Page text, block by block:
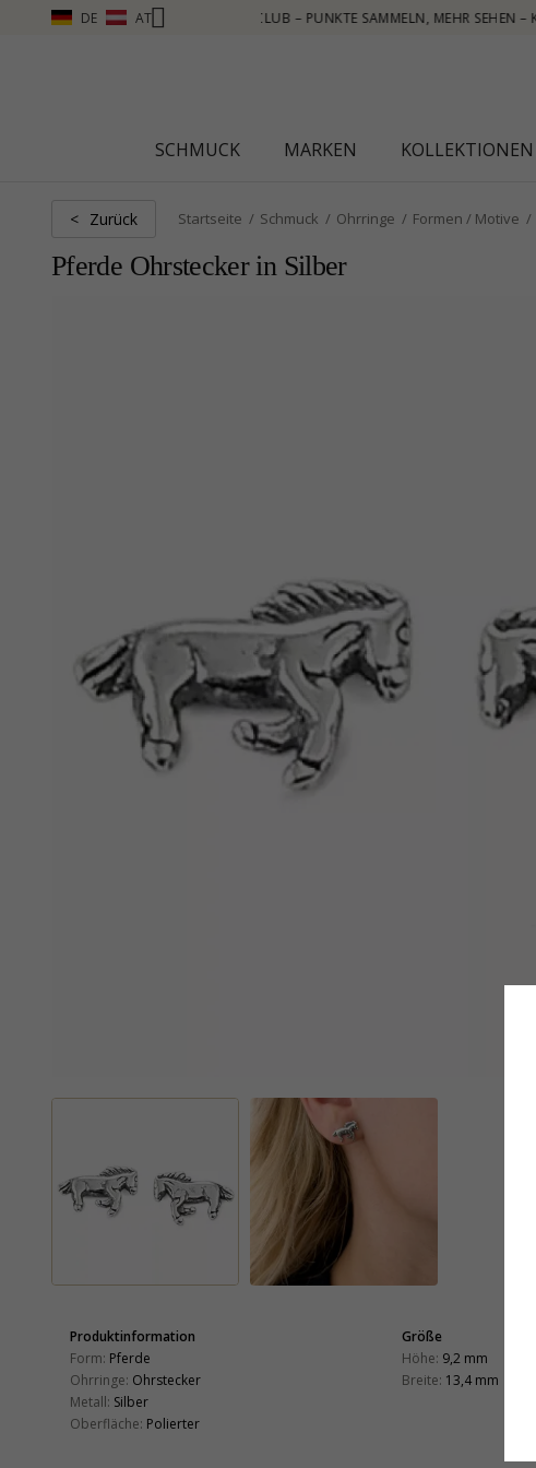
DE AT
SEHEN – KLICKEN SIE HIER
SCHMUCK MARKEN KOLLEKTIONEN
< Zurück Startseite Schmuck Ohrringe Formen / Motive
Pferde Ohrstecker in Silber
Produktinformation
Form: Pferde
Ohrringe: Ohrstecker
Metall: Silber
Oberfläche: Polierter
Größe
Höhe: 9,2 mm
Breite: 13,4 mm